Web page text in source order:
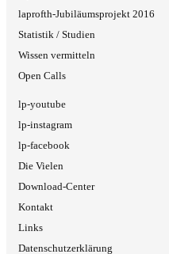
laprofth-Jubiläumsprojekt 2016
Statistik / Studien
Wissen vermitteln
Open Calls
lp-youtube
lp-instagram
lp-facebook
Die Vielen
Download-Center
Kontakt
Links
Datenschutzerklärung